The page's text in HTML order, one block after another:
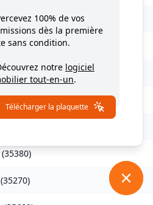
35550)
(35190)
(35330)
du-Désert
(35380)
(35270)
100% de vos
dès la première
sans condition.
notre logiciel
tout-en-un.
Télécharger la plaquette